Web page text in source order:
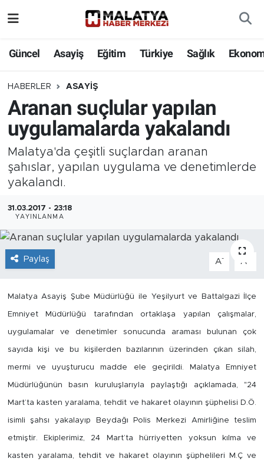
Güncel Asayiş Eğitim Türkiye Sağlık
HABERLER ASAYIŞ
Aranan suçlular yapılan
uygulamalarda yakalandı
Malatya'da çeşitli suçlardan aranan
şahıslar, yapılan uygulama ve denetimlerde
yakalandı.
31.03.2017 - 23:18
YAYINLANMA
Paylaş A- A
Malatya Asayiş Şube Müdürlüğü ile Yeşilyurt ve Battalgazi İlçe
Emniyet Müdürlüğü tarafından ortaklaşa yapılan çalışmalar,
uygulamalar ve denetimler sonucunda araması bulunan çok
sayıda kişi ve bu kişilerden bazılarının üzerinden çıkan silah,
mermi ve uyuşturucu madde ele geçirildi. Malatya Emniyet
Müdürlüğünün basın kuruluşlarıyla paylaştığı açıklamada, "24
Mart’ta kasten yaralama, tehdit ve hakaret olayının şüphelisi D.Ö.
isimli şahsı yakalayıp Beydağı Polis Merkezi Amirliğine teslim
etmiştir. Ekiplerimiz, 24 Mart’ta hürriyetten yoksun kılma ve
kasten yaralama, tehdit ve hakaret olayının şüphelileri M.Ç ve
Eğitim
Türkiye
Sağlık
Ekonomi
Teknoloji
Dünya
Spor
Kuluncak
Yeşilyurt